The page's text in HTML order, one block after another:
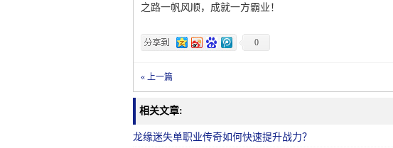
之路一帆风顺，成就一方霸业！
0
« 上一篇
相关文章:
龙缘迷失单职业传奇如何快速提升战力？